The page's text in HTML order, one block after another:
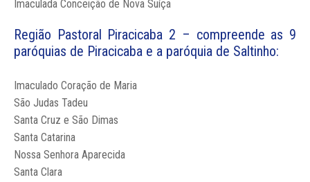
Imaculada Conceição de Nova Suíça
Região Pastoral Piracicaba 2 – compreende as 9
paróquias de Piracicaba e a paróquia de Saltinho:
Imaculado Coração de Maria
São Judas Tadeu
Santa Cruz e São Dimas
Santa Catarina
Nossa Senhora Aparecida
Santa Clara